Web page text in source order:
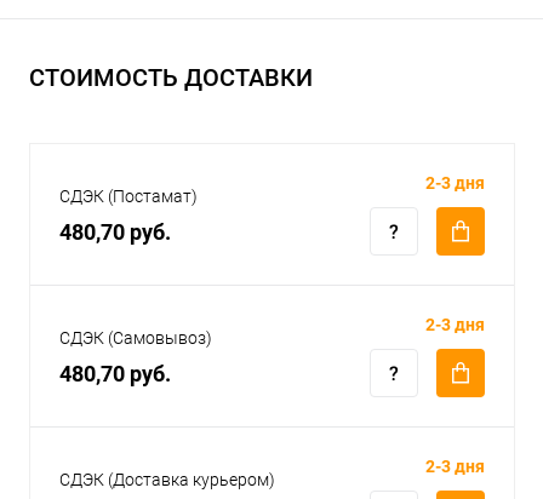
СТОИМОСТЬ ДОСТАВКИ
СДЭК (Постамат)
480,70 руб.
2-3 дня
СДЭК (Самовывоз)
480,70 руб.
2-3 дня
СДЭК (Доставка курьером)
2-3 дня